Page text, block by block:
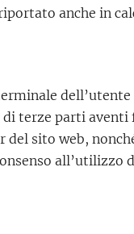
anche in
terze parti
sito web,
all’utilizzo